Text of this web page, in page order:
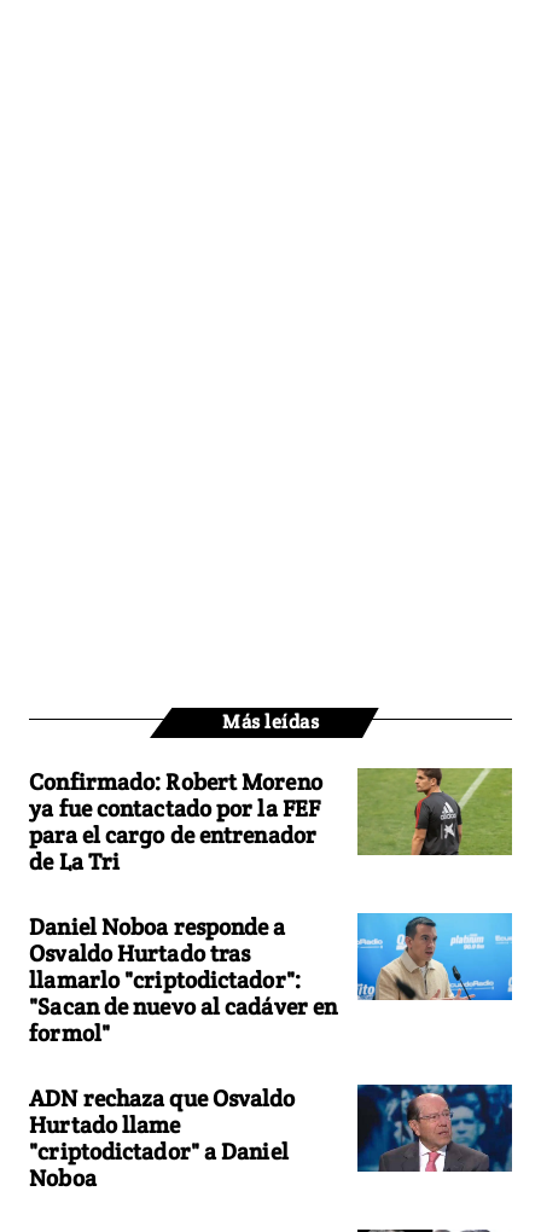
Más leídas
Confirmado: Robert Moreno
ya fue contactado por la FEF
para el cargo de entrenador
de La Tri
Daniel Noboa responde a
Osvaldo Hurtado tras
llamarlo "criptodictador":
"Sacan de nuevo al cadáver en
formol"
ADN rechaza que Osvaldo
Hurtado llame
"criptodictador" a Daniel
Noboa